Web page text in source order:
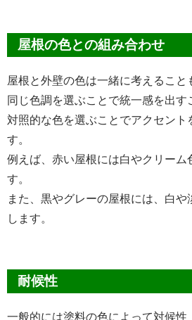
屋根の色との組み合わせ
屋根と外壁の色は一緒に考えること
同じ色調を選ぶことで統一感を出す
対照的な色を選ぶことでアクセント
す。
例えば、赤い屋根には白やクリーム
す。
また、黒やグレーの屋根には、白や
します。
耐候性
一般的には塗料の色によって対候性